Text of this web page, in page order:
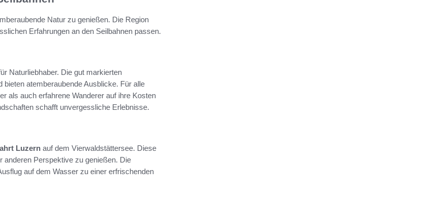
Natur zu genießen. Die Region
Erfahrungen an den Seilbahnen passen.
Naturliebhaber. Die gut markierten
bieten atemberaubende Ausblicke. Für alle
als auch erfahrene Wanderer auf ihre Kosten
schafft unvergessliche Erlebnisse.
Luzern auf dem Vierwaldstättersee. Diese
anderen Perspektive zu genießen. Die
auf dem Wasser zu einer erfrischenden